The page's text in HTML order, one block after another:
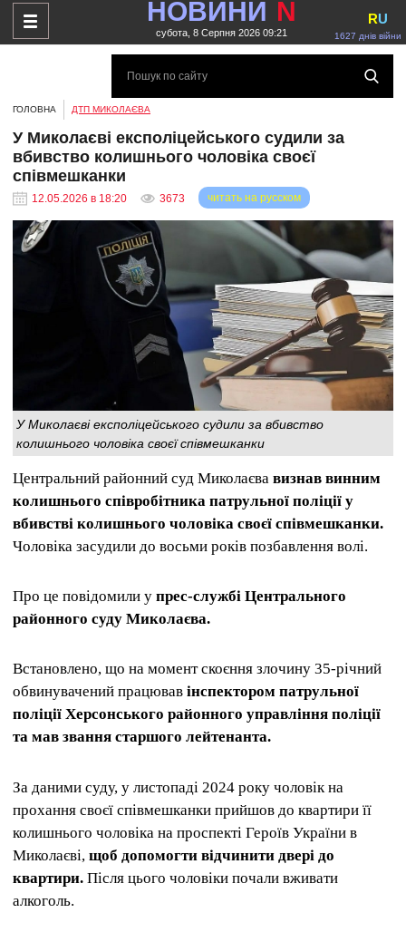
НОВИНИ N
субота, 8 Серпня 2026 09:21 1627 днів війни
RU
ГОЛОВНА ДТП МИКОЛАЄВА
У Миколаєві експоліцейського судили за
вбивство колишнього чоловіка своєї
співмешканки
12.05.2026 в 18:20 3673 читать на русском
У Миколаєві експоліцейського судили за вбивство
колишнього чоловіка своєї співмешканки
Центральний районний суд Миколаєва визнав винним
колишнього співробітника патрульної поліції у
вбивстві колишнього чоловіка своєї співмешканки.
Чоловіка засудили до восьми років позбавлення волі.
Про це повідомили у прес-службі Центрального
районного суду Миколаєва.
Встановлено, що на момент скоєння злочину 35-річний
обвинувачений працював інспектором патрульної
поліції Херсонського районного управління поліції
та мав звання старшого лейтенанта.
За даними суду, у листопаді 2024 року чоловік на
прохання своєї співмешканки прийшов до квартири її
колишнього чоловіка на проспекті Героїв України в
Миколаєві, щоб допомогти відчинити двері до
квартири. Після цього чоловіки почали вживати
алкоголь.